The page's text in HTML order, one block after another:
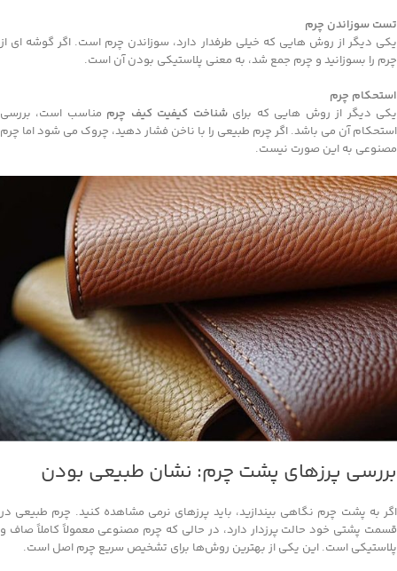
تست سوزاندن چرم
یکی دیگر از روش هایی که خیلی طرفدار دارد، سوزاندن چرم است. اگر گوشه ای از
چرم را بسوزانید و چرم جمع شد، به معنی پلاستیکی بودن آن است.
استحکام چرم
یکی دیگر از روش هایی که برایشناخت کیفیت کیف چرم مناسب است، بررسی
استحکام آن می باشد. اگر چرم طبیعی را با ناخن فشار دهید، چروک می شود اما چرم
مصنوعی به این صورت نیست.
بررسی پرزهای پشت چرم: نشان طبیعی بودن
اگر به پشت چرم نگاهی بیندازید، باید پرزهای نرمی مشاهده کنید. چرم طبیعی در
قسمت پشتی خود حالت پرزدار دارد، در حالی که چرم مصنوعی معمولاً کاملاً صاف و
پلاستیکی است. این یکی از بهترین روش‌ها برای تشخیص سریع چرم اصل است.